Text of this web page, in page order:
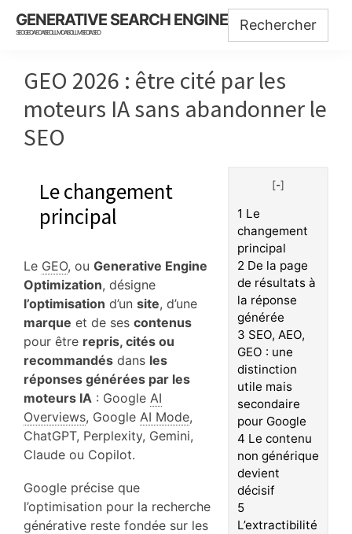
Skip
Skip
Skip
GENERATIVE SEARCH ENGINE
SEO GEO AEO AISEO LLMO AISO LLMSEO IASEO
GEO 2026 : être cité par les
moteurs IA sans abandonner le
SEO
[-]
1 Le
changement
principal
2 De la page
de résultats à
la réponse
générée
3 SEO, AEO,
GEO : une
distinction
utile mais
secondaire
pour Google
4 Le contenu
non générique
devient
décisif
5
L’extractibilité
Le changement
principal
Le GEO, ou Generative Engine
Optimization, désigne
l’optimisation d’un site, d’une
marque et de ses contenus
pour être repris, cités ou
recommandés dans les
réponses générées par les
moteurs IA : Google AI
Overviews, Google AI Mode,
ChatGPT, Perplexity, Gemini,
Claude ou Copilot.
Google précise que
l’optimisation pour la recherche
générative reste fondée sur les